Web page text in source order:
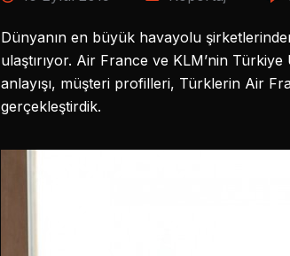
Dünyanın en büyük havayolu
ulaştırıyor. Air France ve KLM’nin
anlayışı, müşteri profilleri, Türklerin Air
gerçekleştirdik.